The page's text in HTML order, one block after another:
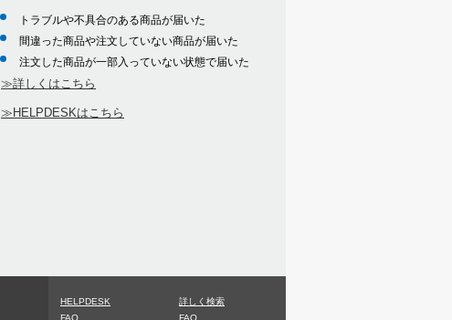
トラブルや不具合のある商品が届いた
間違った商品や注文していない商品が届いた
注文した商品が一部入っていない状態で届いた
≫詳しくはこちら
≫HELPDESKはこちら
HELPDESK
詳しく検索